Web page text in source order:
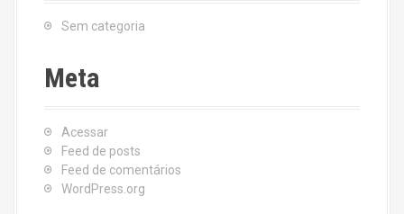
Sem categoria
Meta
Acessar
Feed de posts
Feed de comentários
WordPress.org